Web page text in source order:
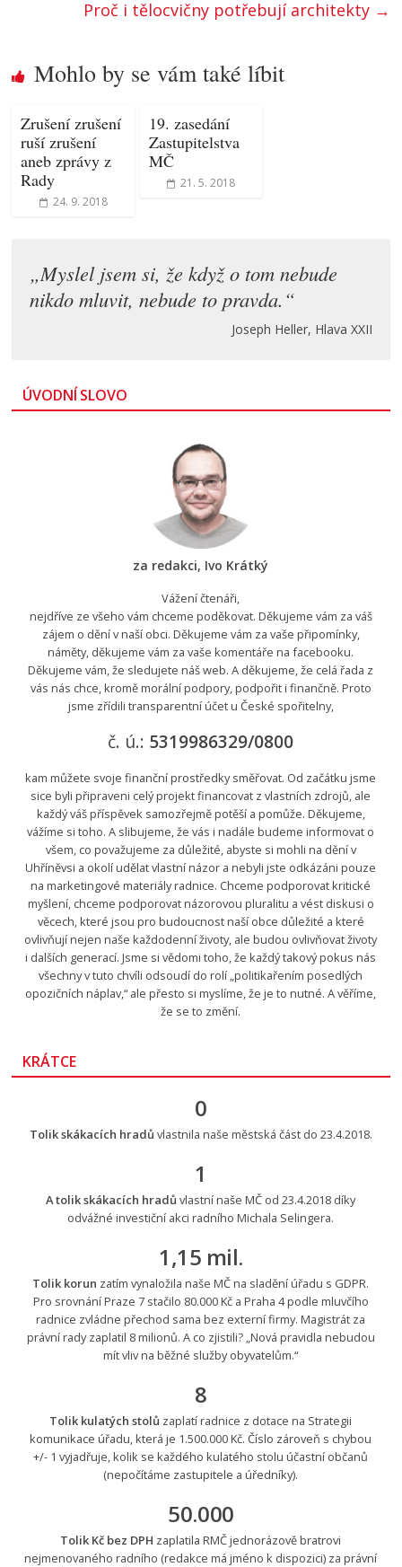
Proč i tělocvičny potřebují architekty →
Mohlo by se vám také líbit
Zrušení zrušení
ruší zrušení
aneb zprávy z
Rady
24. 9. 2018
19. zasedání
Zastupitelstva
MČ
21. 5. 2018
„Myslel jsem si, že když o tom nebude
nikdo mluvit, nebude to pravda.“
Joseph Heller, Hlava XXII
ÚVODNÍ SLOVO
za redakci, Ivo Krátký
Vážení čtenáři,
nejdříve ze všeho vám chceme poděkovat. Děkujeme vám za váš
zájem o dění v naší obci. Děkujeme vám za vaše připomínky,
náměty, děkujeme vám za vaše komentáře na facebooku.
Děkujeme vám, že sledujete náš web. A děkujeme, že celá řada z
vás nás chce, kromě morální podpory, podpořit i finančně. Proto
jsme zřídili transparentní účet u České spořitelny,
č. ú.: 5319986329/0800
kam můžete svoje finanční prostředky směřovat. Od začátku jsme
sice byli připraveni celý projekt financovat z vlastních zdrojů, ale
každý váš příspěvek samozřejmě potěší a pomůže. Děkujeme,
vážíme si toho. A slibujeme, že vás i nadále budeme informovat o
všem, co považujeme za důležité, abyste si mohli na dění v
Uhříněvsi a okolí udělat vlastní názor a nebyli jste odkázáni pouze
na marketingové materiály radnice. Chceme podporovat kritické
myšlení, chceme podporovat názorovou pluralitu a vést diskusi o
věcech, které jsou pro budoucnost naší obce důležité a které
ovlivňují nejen naše každodenní životy, ale budou ovlivňovat životy
i dalších generací. Jsme si vědomi toho, že každý takový pokus nás
všechny v tuto chvíli odsoudí do rolí „politikařením posedlých
opozičních náplav,“ ale přesto si myslíme, že je to nutné. A věříme,
že se to změní.
KRÁTCE
0
Tolik skákacích hradů vlastnila naše městská část do 23.4.2018.
1
A tolik skákacích hradů vlastní naše MČ od 23.4.2018 díky
odvážné investiční akci radního Michala Selingera.
1,15 mil.
Tolik korun zatím vynaložila naše MČ na sladění úřadu s GDPR.
Pro srovnání Praze 7 stačilo 80.000 Kč a Praha 4 podle mluvčího
radnice zvládne přechod sama bez externí firmy. Magistrát za
právní rady zaplatil 8 milionů. A co zjistili? „Nová pravidla nebudou
mít vliv na běžné služby obyvatelům.“
8
Tolik kulatých stolů zaplatí radnice z dotace na Strategii
komunikace úřadu, která je 1.500.000 Kč. Číslo zároveň s chybou
+/- 1 vyjadřuje, kolik se každého kulatého stolu účastní občanů
(nepočítáme zastupitele a úředníky).
50.000
Tolik Kč bez DPH zaplatila RMČ jednorázově bratrovi
nejmenovaného radního (redakce má jméno k dispozici) za právní